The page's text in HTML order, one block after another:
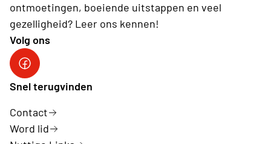
ontmoetingen, boeiende uitstappen en veel
gezelligheid? Leer ons kennen!
Volg ons
Neos-Nieuwpoort
Snel terugvinden
Contact
Word lid